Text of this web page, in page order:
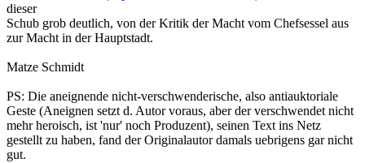
dieser
Schub grob deutlich, von der Kritik der Macht vom Chefsessel aus
zur Macht in der Hauptstadt.
Matze Schmidt
PS: Die aneignende nicht-verschwenderische, also antiauktoriale
Geste (Aneignen setzt d. Autor voraus, aber der verschwendet nicht
mehr heroisch, ist 'nur' noch Produzent), seinen Text ins Netz
gestellt zu haben, fand der Originalautor damals uebrigens gar nicht
gut.